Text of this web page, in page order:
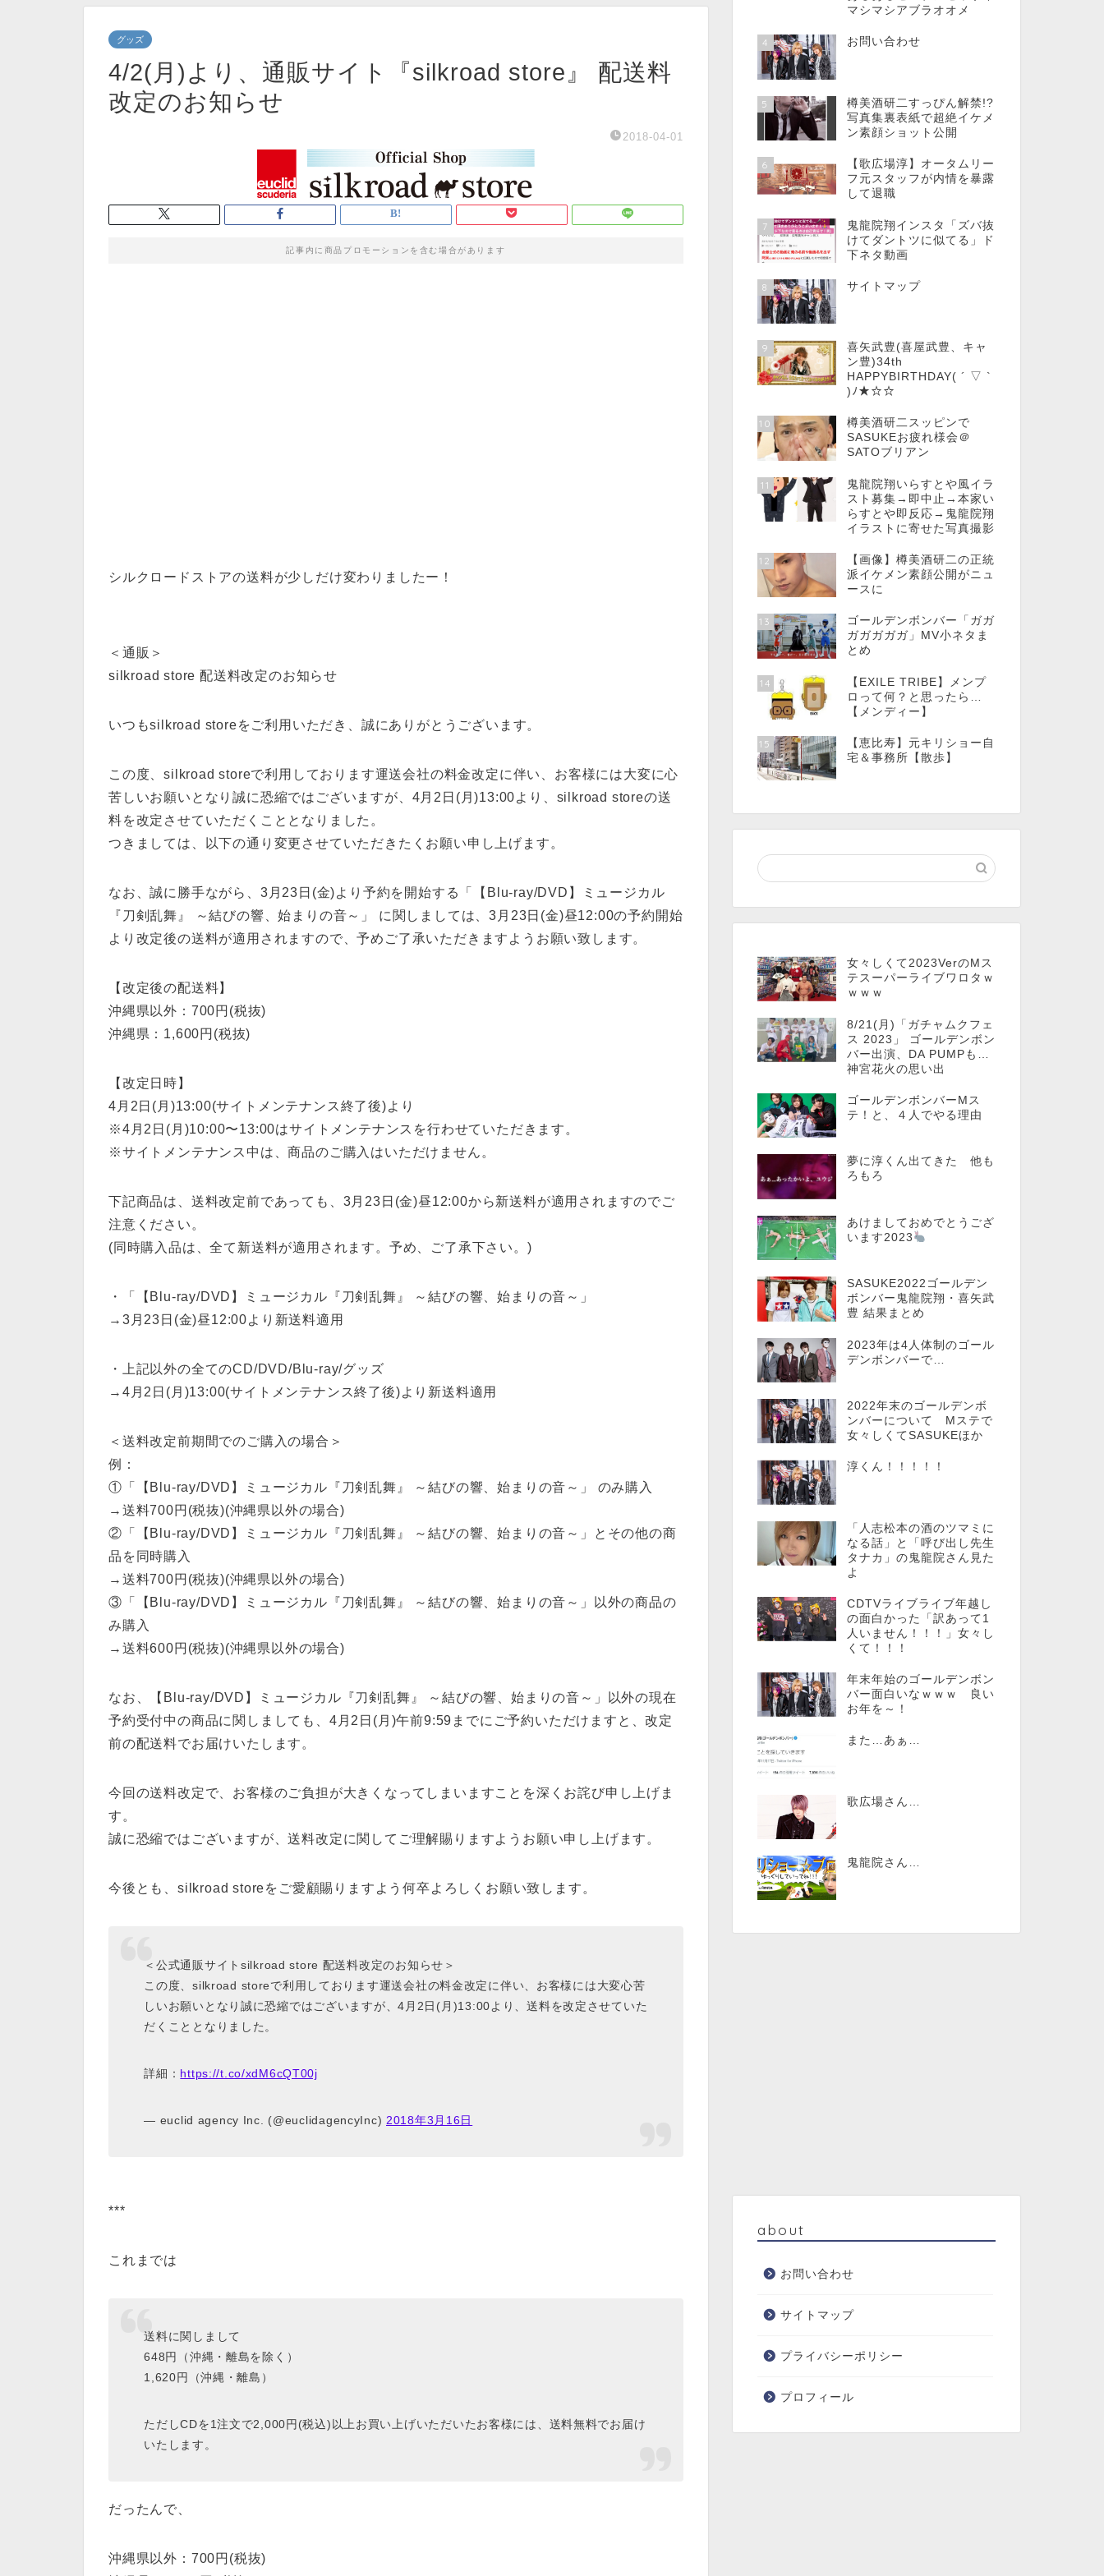
グッズ
4/2(月)より、通販サイト『silkroad store』 配送料
改定のお知らせ
2018-04-01
記事内に商品プロモーションを含む場合があります
シルクロードストアの送料が少しだけ変わりましたー！
＜通販＞
silkroad store 配送料改定のお知らせ
いつもsilkroad storeをご利用いただき、誠にありがとうございます。
この度、silkroad storeで利用しております運送会社の料金改定に伴い、お客様には大変に心
苦しいお願いとなり誠に恐縮ではございますが、4月2日(月)13:00より、silkroad storeの送
料を改定させていただくこととなりました。
つきましては、以下の通り変更させていただきたくお願い申し上げます。
なお、誠に勝手ながら、3月23日(金)より予約を開始する「【Blu-ray/DVD】ミュージカル
『刀剣乱舞』 ～結びの響、始まりの音～」 に関しましては、3月23日(金)昼12:00の予約開始
より改定後の送料が適用されますので、予めご了承いただきますようお願い致します。
【改定後の配送料】
沖縄県以外：700円(税抜)
沖縄県：1,600円(税抜)
【改定日時】
4月2日(月)13:00(サイトメンテナンス終了後)より
※4月2日(月)10:00〜13:00はサイトメンテナンスを行わせていただきます。
※サイトメンテナンス中は、商品のご購入はいただけません。
下記商品は、送料改定前であっても、3月23日(金)昼12:00から新送料が適用されますのでご
注意ください。
(同時購入品は、全て新送料が適用されます。予め、ご了承下さい。)
・「【Blu-ray/DVD】ミュージカル『刀剣乱舞』 ～結びの響、始まりの音～」
→3月23日(金)昼12:00より新送料適用
・上記以外の全てのCD/DVD/Blu-ray/グッズ
→4月2日(月)13:00(サイトメンテナンス終了後)より新送料適用
＜送料改定前期間でのご購入の場合＞
例：
①「【Blu-ray/DVD】ミュージカル『刀剣乱舞』 ～結びの響、始まりの音～」 のみ購入
→送料700円(税抜)(沖縄県以外の場合)
②「【Blu-ray/DVD】ミュージカル『刀剣乱舞』 ～結びの響、始まりの音～」とその他の商
品を同時購入
→送料700円(税抜)(沖縄県以外の場合)
③「【Blu-ray/DVD】ミュージカル『刀剣乱舞』 ～結びの響、始まりの音～」以外の商品の
み購入
→送料600円(税抜)(沖縄県以外の場合)
なお、【Blu-ray/DVD】ミュージカル『刀剣乱舞』 ～結びの響、始まりの音～」以外の現在
予約受付中の商品に関しましても、4月2日(月)午前9:59までにご予約いただけますと、改定
前の配送料でお届けいたします。
今回の送料改定で、お客様のご負担が大きくなってしまいますことを深くお詫び申し上げま
す。
誠に恐縮ではございますが、送料改定に関してご理解賜りますようお願い申し上げます。
今後とも、silkroad storeをご愛顧賜りますよう何卒よろしくお願い致します。
＜公式通販サイトsilkroad store 配送料改定のお知らせ＞
この度、silkroad storeで利用しております運送会社の料金改定に伴い、お客様には大変心苦
しいお願いとなり誠に恐縮ではございますが、4月2日(月)13:00より、送料を改定させていた
だくこととなりました。
詳細： https://t.co/xdM6cQT00j
— euclid agency Inc. (@euclidagencyInc) 2018年3月16日
***
これまでは
送料に関しまして
648円（沖縄・離島を除く）
1,620円（沖縄・離島）
ただしCDを1注文で2,000円(税込)以上お買い上げいただいたお客様には、送料無料でお届け
いたします。
だったんで、
沖縄県以外：700円(税抜)
マシマシアブラオオメ
4 お問い合わせ
5
樽美酒研二すっぴん解禁!?
写真集裏表紙で超絶イケメ
ン素顔ショット公開
6
【歌広場淳】オータムリー
フ元スタッフが内情を暴露
して退職
7
鬼龍院翔インスタ「ズバ抜
けてダントツに似てる」ド
下ネタ動画
8 サイトマップ
9
喜矢武豊(喜屋武豊、キャ
ン豊)34th
HAPPYBIRTHDAY( ´ ▽ `
)ﾉ★☆☆
10
樽美酒研二スッピンで
SASUKEお疲れ様会＠
SATOブリアン
11
鬼龍院翔いらすとや風イラ
スト募集→即中止→本家い
らすとや即反応→鬼龍院翔
イラストに寄せた写真撮影
12
【画像】樽美酒研二の正統
派イケメン素顔公開がニュ
ースに
13
ゴールデンボンバー「ガガ
ガガガガガ」MV小ネタま
とめ
14
【EXILE TRIBE】メンプ
ロって何？と思ったら…
【メンディー】
15
【恵比寿】元キリショー自
宅＆事務所【散歩】
女々しくて2023VerのMス
テスーパーライブワロタｗ
ｗｗｗ
8/21(月)「ガチャムクフェ
ス 2023」 ゴールデンボン
バー出演、DA PUMPも…
神宮花火の思い出
ゴールデンボンバーMス
テ！と、４人でやる理由
夢に淳くん出てきた 他も
ろもろ
あけましておめでとうござ
います2023
SASUKE2022ゴールデン
ボンバー鬼龍院翔・喜矢武
豊 結果まとめ
2023年は4人体制のゴール
デンボンバーで…
2022年末のゴールデンボ
ンバーについて Mステで
女々しくてSASUKEほか
淳くん！！！！！
「人志松本の酒のツマミに
なる話」と「呼び出し先生
タナカ」の鬼龍院さん見た
よ
CDTVライブライブ年越し
の面白かった「訳あって1
人いません！！！」女々し
くて！！！
年末年始のゴールデンボン
バー面白いなｗｗｗ 良い
お年を～！
また…あぁ…
歌広場さん…
鬼龍院さん…
about
お問い合わせ
サイトマップ
プライバシーポリシー
プロフィール